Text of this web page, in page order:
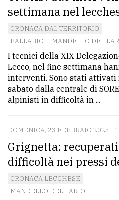
settimana nel
CRONACA DAL TERRITORIO
BALLABIO , MANDELLO DEL
I tecnici della XIX
Lecco, nel fine settimana
interventi. Sono stati
sabato dalla centrale di
alpinisti in difficoltà in ...
DOMENICA, 23 FEBBRAIO 2025 -
Grignetta:
difficoltà nei pressi
CRONACA LECCHESE
MANDELLO DEL LARIO